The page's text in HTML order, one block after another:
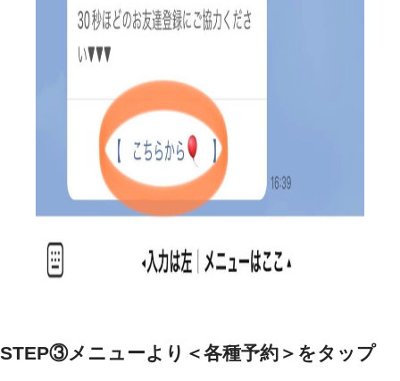
STEP③メニューより＜各種予約＞をタップ